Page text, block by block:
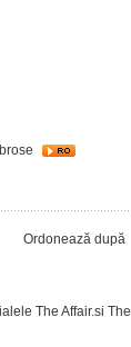
Ordonează după
The Affair.si The